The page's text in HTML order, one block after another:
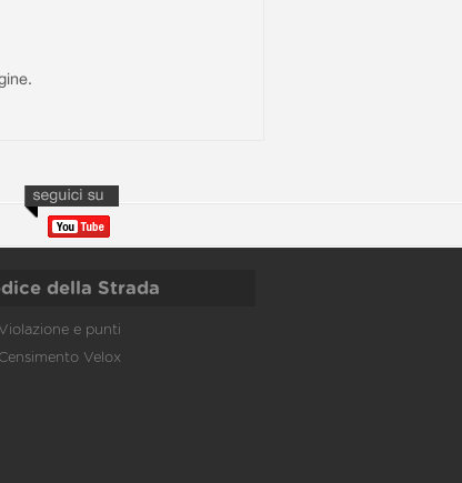
della Strada
Violazione e punti
Censimento Velox